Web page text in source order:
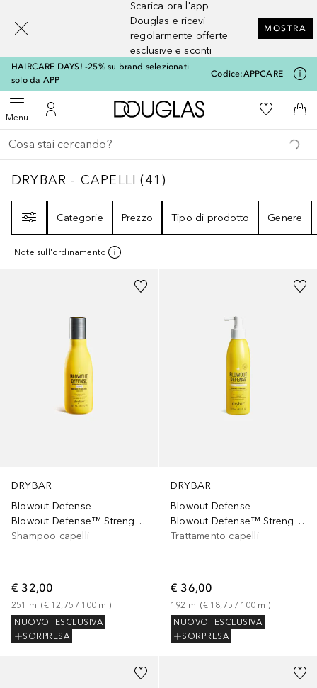
Scarica ora l'app
Douglas e ricevi
regolarmente offerte
esclusive e sconti
MOSTRA
HAIRCARE DAYS! -25% su brand selezionati
solo da APP
Codice:APPCARE
MenuApri menuAl Mio Account
A Douglas HomeAlla Mia
Al
Torna indietro
Esegui ricerca
DRYBAR - CAPELLI41
DRYBAR - CAPELLI (41 )
Categorie
Prezzo Tipo di prodotto Genere
Note sull'ordinamento
DRYBAR
Blowout Defense
Blowout Defense™ Strengthen & Extend
Shampoo capelli
€ 32,00
251 ml (€ 12,75 / 100 ml )
NUOVO
ESCLUSIVA
SORPRESA
DRYBAR
Blowout Defense
Blowout Defense™ Strengthen & Extend Accelerator
Trattamento capelli
€ 36,00
192 ml (€ 18,75 / 100 ml )
NUOVO
ESCLUSIVA
SORPRESA
[navigation.slideout.screenreader]